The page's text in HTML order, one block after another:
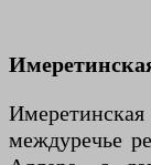
междуречье